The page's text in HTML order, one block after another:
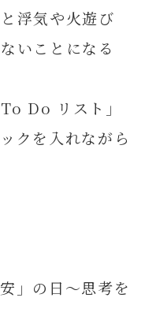
浮気や火遊び
いことになる
Do リスト」
クを入れながら
の日～思考を